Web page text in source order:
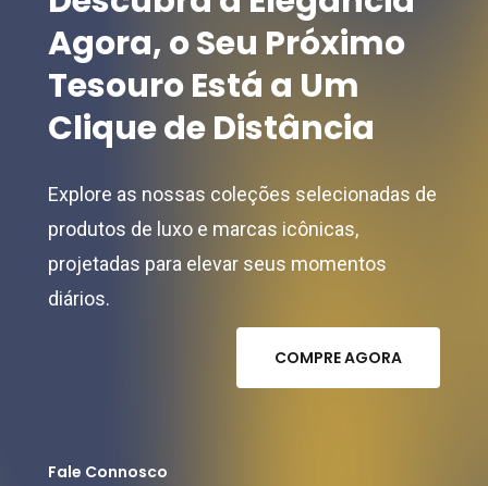
Agora,oSeu Próximo
TesouroEstá a Um
CliquedeDistância
Explore as nossas coleções selecionadas de
produtos de luxo e marcas icônicas,
projetadas para elevar seus momentos
diários.
COMPREAGORA
Fale Connosco